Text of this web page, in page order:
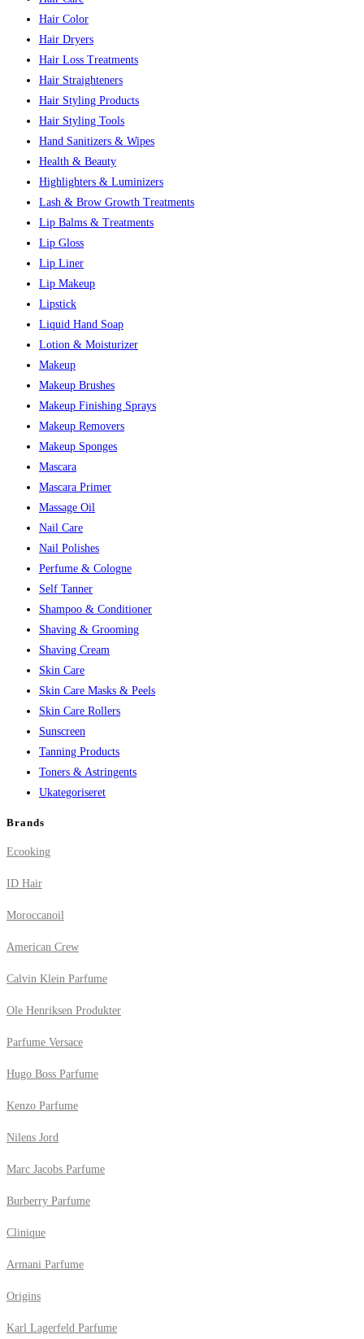
Hair Color
Hair Dryers
Hair Loss Treatments
Hair Straighteners
Hair Styling Products
Hair Styling Tools
Hand Sanitizers & Wipes
Health & Beauty
Highlighters & Luminizers
Lash & Brow Growth Treatments
Lip Balms & Treatments
Lip Gloss
Lip Liner
Lip Makeup
Lipstick
Liquid Hand Soap
Lotion & Moisturizer
Makeup
Makeup Brushes
Makeup Finishing Sprays
Makeup Removers
Makeup Sponges
Mascara
Mascara Primer
Massage Oil
Nail Care
Nail Polishes
Perfume & Cologne
Self Tanner
Shampoo & Conditioner
Shaving & Grooming
Shaving Cream
Skin Care
Skin Care Masks & Peels
Skin Care Rollers
Sunscreen
Tanning Products
Toners & Astringents
Ukategoriseret
Brands
Ecooking
ID Hair
Moroccanoil
American Crew
Calvin Klein Parfume
Ole Henriksen Produkter
Parfume Versace
Hugo Boss Parfume
Kenzo Parfume
Nilens Jord
Marc Jacobs Parfume
Burberry Parfume
Clinique
Armani Parfume
Origins
Karl Lagerfeld Parfume